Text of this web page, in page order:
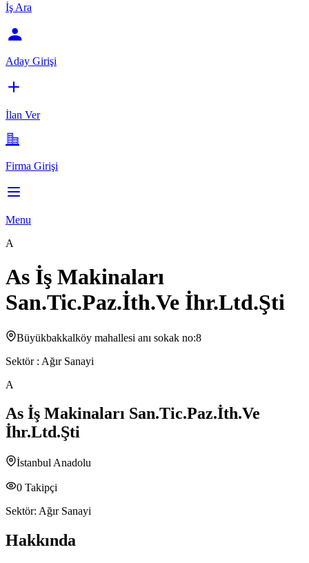
İş Ara
Aday Girişi
İlan Ver
Firma Girişi
Menu
A
As İş Makinaları
San.Tic.Paz.İth.Ve İhr.Ltd.Şti
Büyükbakkalköy mahallesi anı sokak no:8
Sektör : Ağır Sanayi
A
As İş Makinaları San.Tic.Paz.İth.Ve
İhr.Ltd.Şti
İstanbul Anadolu
0 Takipçi
Sektör: Ağır Sanayi
Hakkında